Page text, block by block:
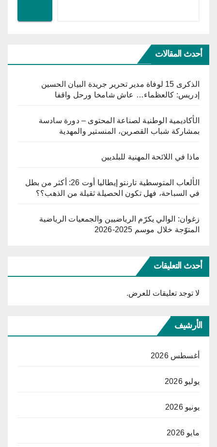
أحدث المقالات
الذكرى 15 لوفاة مدير تحرير جريدة البيان الحسين
إدريس: كالعظماء… عاش شامخا ورحل واقفا
الأكاديمية الوطنية لصناعة المحتوى – دورة سادسة
بمشاركة شباب القصرين، المنستير والمهدية
ماذا في اللائحة المهنية للبلديين
الألعاب المتوسطية تارنتو إيطاليا أوت 26: أكثر من بطل
في السباحة، فهل تكون الحصيلة ثقيلة من الذهب؟؟
زغوان: الوالي يكرّم الرياضيين والجمعيات الرياضية
المتوّجة خلال موسم 2025-2026
أحدث التعليقات
لا توجد تعليقات للعرض.
الأرشيف
أغسطس 2026
يوليو 2026
يونيو 2026
مايو 2026